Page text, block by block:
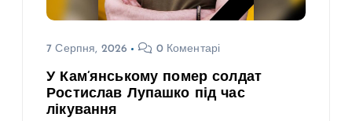
7 Серпня, 2026 0 Коментарі
У Кам’янському помер солдат
Ростислав Лупашко під час
лікування